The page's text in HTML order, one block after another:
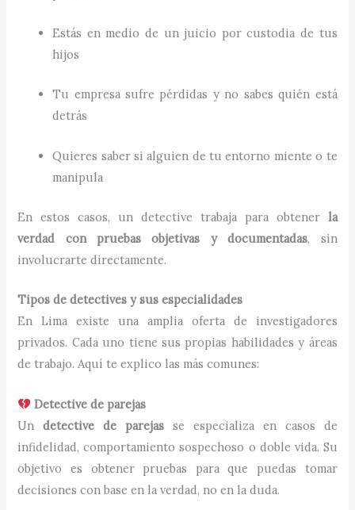
Estás en medio de un juicio por custodia de tus
hijos
Tu empresa sufre pérdidas y no sabes quién está
detrás
Quieres saber si alguien de tu entorno miente o te
manipula
En estos casos, un detective trabaja para obtener la
verdad con pruebas objetivas y documentadas, sin
involucrarte directamente.
Tipos de detectives y sus especialidades
En Lima existe una amplia oferta de investigadores
privados. Cada uno tiene sus propias habilidades y áreas
de trabajo. Aquí te explico las más comunes:
Detective de parejas
Undetective de parejas se especializa en casos de
infidelidad, comportamiento sospechoso o doble vida. Su
objetivo es obtener pruebas para que puedas tomar
decisiones con base en la verdad, no en la duda.